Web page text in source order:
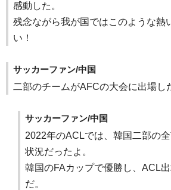
感動した。
残念ながら我が国ではこのような熱
い！
サッカーファン/中国
二部のチームがAFCの大会に出場し
サッカーファン/中国
2022年のACLでは、韓国二部の
状況だったよ。
韓国のFAカップで優勝し、ACL
だ。